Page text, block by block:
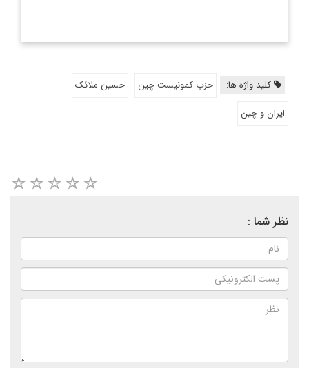
کلید واژه ها: حزب کمونیست چین
حسین ملائک
ایران و چین
نظر شما :